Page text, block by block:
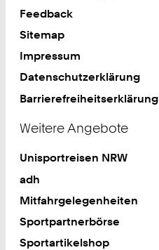
Feedback
Sitemap
Impressum
Datenschutzerklärung
Barrierefreiheitserklärung
Weitere Angebote
Unisportreisen NRW
adh
Mitfahrgelegenheiten
Sportpartnerbörse
Sportartikelshop